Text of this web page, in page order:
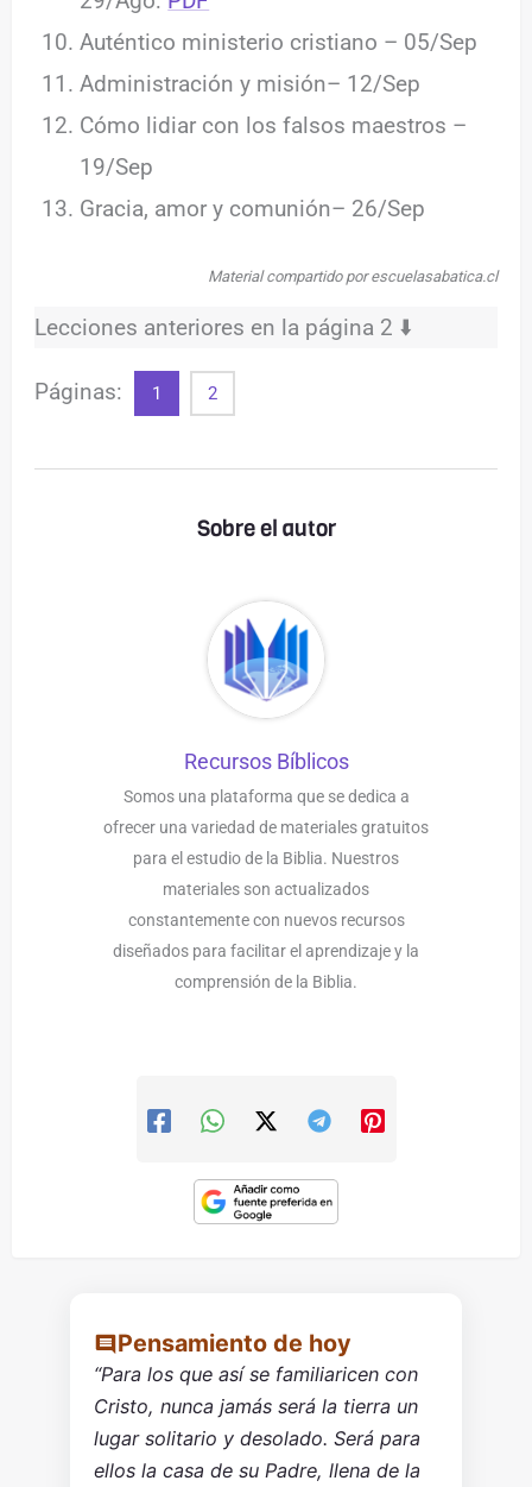
Auténtico ministerio cristiano – 05/Sep
Administración y misión– 12/Sep
Cómo lidiar con los falsos maestros –
19/Sep
Gracia, amor y comunión– 26/Sep
Material compartido por escuelasabatica.cl
Lecciones anteriores en la página 2 ⬇️
Páginas: 1 2
Sobre el autor
Recursos Bíblicos
Somos una plataforma que se dedica a
ofrecer una variedad de materiales gratuitos
para el estudio de la Biblia. Nuestros
materiales son actualizados
constantemente con nuevos recursos
diseñados para facilitar el aprendizaje y la
comprensión de la Biblia.
Pensamiento de hoy
“Para los que así se familiaricen con
Cristo, nunca jamás será la tierra un
lugar solitario y desolado. Será para
ellos la casa de su Padre, llena de la